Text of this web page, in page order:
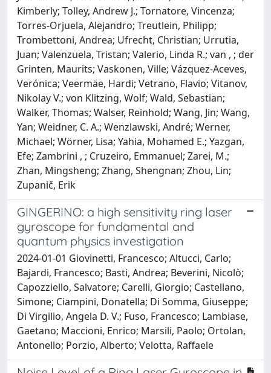
Kimberly; Tolley, Andrew J.; Tornatore, Vincenza;
Torres-Orjuela, Alejandro; Treutlein, Philipp;
Trombettoni, Andrea; Ufrecht, Christian; Urrutia,
Juan; Valenzuela, Tristan; Valerio, Linda R.; van , ; der
Grinten, Maurits; Vaskonen, Ville; Vázquez-Aceves,
Verónica; Veermäe, Hardi; Vetrano, Flavio; Vitanov,
Nikolay V.; von Klitzing, Wolf; Wald, Sebastian;
Walker, Thomas; Walser, Reinhold; Wang, Jin; Wang,
Yan; Weidner, C. A.; Wenzlawski, André; Werner,
Michael; Wörner, Lisa; Yahia, Mohamed E.; Yazgan,
Efe; Zambrini , ; Cruzeiro, Emmanuel; Zarei, M.;
Zhan, Mingsheng; Zhang, Shengnan; Zhou, Lin;
Zupanič, Erik
GINGERINO: a high sensitivity ring laser
gyroscope for fundamental and
quantum physics investigation
2024-01-01 Giovinetti, Francesco; Altucci, Carlo;
Bajardi, Francesco; Basti, Andrea; Beverini, Nicolò;
Capozziello, Salvatore; Carelli, Giorgio; Castellano,
Simone; Ciampini, Donatella; Di Somma, Giuseppe;
Di Virgilio, Angela D. V.; Fuso, Francesco; Lambiase,
Gaetano; Maccioni, Enrico; Marsili, Paolo; Ortolan,
Antonello; Porzio, Alberto; Velotta, Raffaele